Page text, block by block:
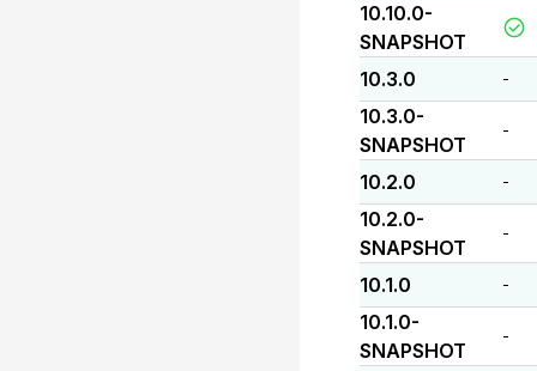
10.10.0-
SNAPSHOT
10.3.0
-
10.3.0-
SNAPSHOT
-
10.2.0 -
10.2.0-
SNAPSHOT
-
10.1.0 -
10.1.0-
SNAPSHOT
-